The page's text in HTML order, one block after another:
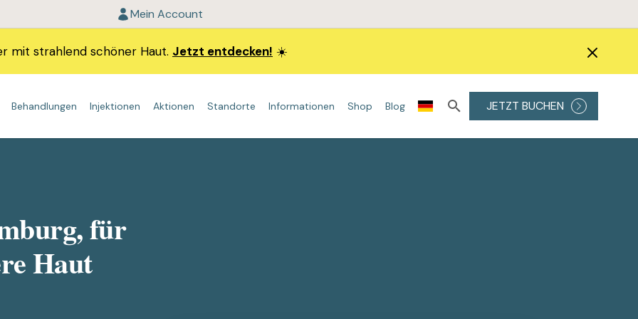
Mein Account
mit strahlend schöner Haut. Jetzt entdecken! ☀️
Laser Haarentfernung Potsdam
Laser Haarentfernung Düsseldorf
Behandlungen
MD Special
Microneedling
Colorescience Total Eye® Treatment
Injektionen Aktionen Standorte Informationen
Allgemeine Geschäftsbedingungen Cosmetique Totale
Shop Blog JETZT BUCHEN
für
Haut